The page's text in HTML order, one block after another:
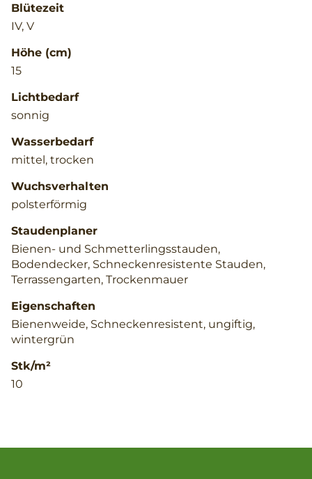
Blütezeit
IV, V
Höhe (cm)
15
Lichtbedarf
sonnig
Wasserbedarf
mittel, trocken
Wuchsverhalten
polsterförmig
Staudenplaner
Bienen- und Schmetterlingsstauden,
Bodendecker, Schneckenresistente Stauden,
Terrassengarten, Trockenmauer
Eigenschaften
Bienenweide, Schneckenresistent, ungiftig,
wintergrün
Stk/m²
10